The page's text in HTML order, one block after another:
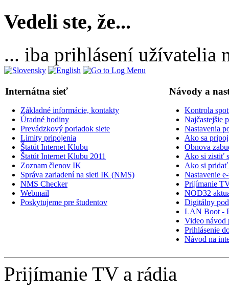
Vedeli ste, že...
... iba prihlásení užívatelia
Internátna sieť Návody a
Základné informácie, kontakty
Úradné hodiny
Prevádzkový poriadok siete
Limity pripojenia
Štatút Internet Klubu
Štatút Internet Klubu 2011
Zoznam členov IK
Správa zariadení na sieti IK (NMS)
NMS Checker
Webmail
Poskytujeme pre študentov
Kontrola
Najčastejšie
Nastavenia
Ako sa
Obnova
Ako si zistiť
Ako si
Nastavenie
Prijímanie
NOD32
Digitálny
LAN Boot -
Video návod
Prihlásenie
Návod na
Prijímanie TV a rádia